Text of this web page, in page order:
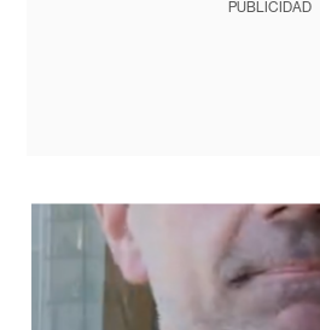
PUBLICIDAD